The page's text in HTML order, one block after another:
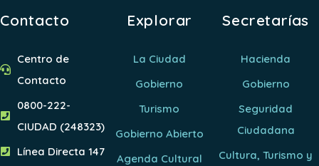
Contacto
Centro de
Contacto
0800-222-
CIUDAD (248323)
Línea Directa 147
Explorar
La Ciudad
Gobierno
Turismo
Gobierno Abierto
Agenda Cultural
Secretarías
Hacienda
Gobierno
Seguridad
Ciudadana
Cultura, Turismo y